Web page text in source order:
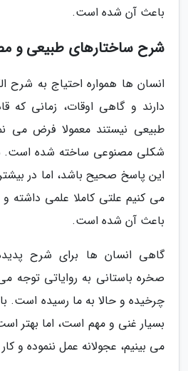
باعث آن شده است.
شرح ساختارهای طبیعی و
انسان ها همواره احتیاج به شرح
دارند و گاهی اوقات، زمانی که
طبیعی نیستند معمولا فرض می
شکلی مصنوعی ساخته شده است.
این پاسخ صحیح باشد، اما در
می کنیم علتی کاملا علمی داشته و
باعث آن شده است.
گاهی انسان ها برای شرح
صخره باستانی به روایاتی توجه می
چرخیده و حالا به ما رسیده است.
بسیار غنی و مهم است، اما بهتر
می بینیم، عجولانه عمل ننموده و